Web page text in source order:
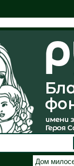
Дом